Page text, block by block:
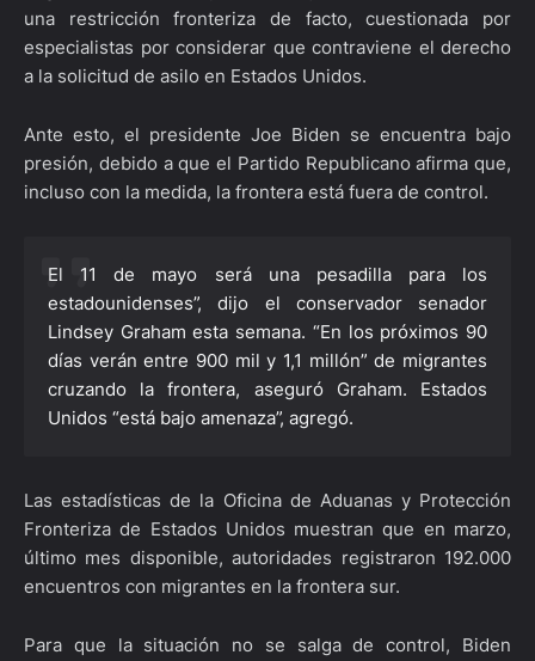
una restricción fronteriza de facto, cuestionada por
especialistas por considerar que contraviene el derecho
a la solicitud de asilo en Estados Unidos.
Ante esto, el presidente Joe Biden se encuentra bajo
presión, debido a que el Partido Republicano afirma que,
incluso con la medida, la frontera está fuera de control.
El 11 de mayo será una pesadilla para los
estadounidenses”, dijo el conservador senador
Lindsey Graham esta semana. “En los próximos 90
días verán entre 900 mil y 1,1 millón” de migrantes
cruzando la frontera, aseguró Graham. Estados
Unidos “está bajo amenaza”, agregó.
Las estadísticas de la Oficina de Aduanas y Protección
Fronteriza de Estados Unidos muestran que en marzo,
último mes disponible, autoridades registraron 192.000
encuentros con migrantes en la frontera sur.
Para que la situación no se salga de control, Biden